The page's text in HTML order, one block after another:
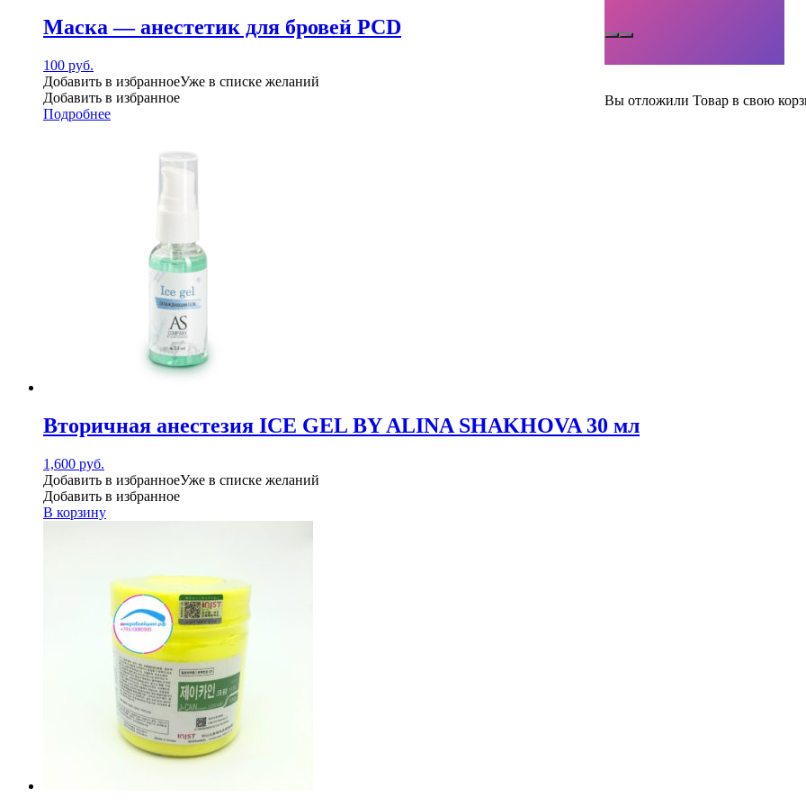
Вы отложили Товар в свою
Маска — анестетик для бровей PCD
100 руб.
Добавить в избранноеУже в списке желаний
Добавить в избранное
Подробнее
Вторичная анестезия ICE GEL BY ALINA SHAKHOVA 30 мл
1,600 руб.
Добавить в избранноеУже в списке желаний
Добавить в избранное
В корзину